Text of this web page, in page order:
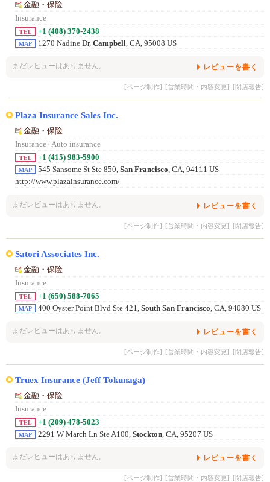
金融・保险
Insurance
TEL +1 (408) 370-2438
MAP 1270 Nadine Dr, Campbell, CA, 95008 US
まだレビューはありません。 レビューを書く
[ページ制作] [営業時間・内容変更] [閉店報告]
Plaza Insurance Sales Inc.
金融・保险
Insurance/ Auto insurance
TEL +1 (415) 983-5900
MAP 545 Sansome St Ste 850, San Francisco, CA, 94111 US
http://www.plazainsurance.com/
まだレビューはありません。 レビューを書く
[ページ制作] [営業時間・内容変更] [閉店報告]
Satori Associates Inc.
金融・保险
Insurance
TEL +1 (650) 588-7065
MAP 400 Oyster Point Blvd Ste 421, South San Francisco , CA, 94080 US
まだレビューはありません。 レビューを書く
[ページ制作] [営業時間・内容変更] [閉店報告]
Truex Insurance (Jeff Tokunaga)
金融・保险
Insurance
TEL +1 (209) 478-5023
MAP 2291 W March Ln Ste A100, Stockton , CA, 95207 US
まだレビューはありません。 レビューを書く
[ページ制作] [営業時間・内容変更] [閉店報告]